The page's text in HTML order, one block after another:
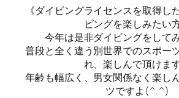
《ダイビングライセンスを取得し
ビングを楽しみたい方
今年は是非ダイビングをして
普段と全く違う別世界でのスポー
れ、楽しんで頂けます
年齢も幅広く、男女関係なく楽し
ツですよ(^.^)